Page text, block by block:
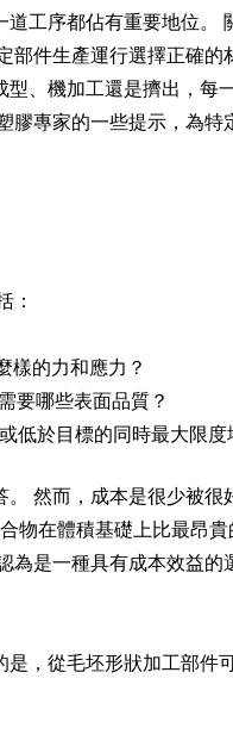
工序都佔有重要地位
件生產運行選擇正確
、機加工還是擠出，
專家的一些提示，為
：
樣的力和應力？
要哪些表面品質？
低於目標的同時最大限度
然而，成本是很少被
物在體積基礎上比最昂
是一種具有成本效益
，從毛坯形狀加工部